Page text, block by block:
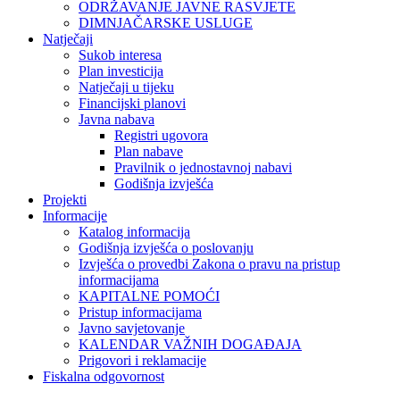
ODRŽAVANJE JAVNE RASVJETE
DIMNJAČARSKE USLUGE
Natječaji
Sukob interesa
Plan investicija
Natječaji u tijeku
Financijski planovi
Javna nabava
Registri ugovora
Plan nabave
Pravilnik o jednostavnoj nabavi
Godišnja izvješća
Projekti
Informacije
Katalog informacija
Godišnja izvješća o poslovanju
Izvješća o provedbi Zakona o pravu na pristup
informacijama
KAPITALNE POMOĆI
Pristup informacijama
Javno savjetovanje
KALENDAR VAŽNIH DOGAĐAJA
Prigovori i reklamacije
Fiskalna odgovornost